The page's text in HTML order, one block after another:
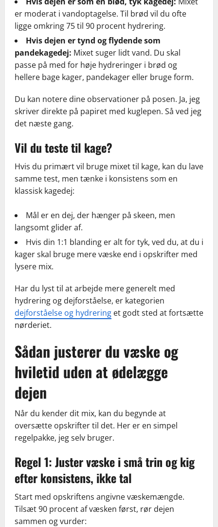
er moderat i vandoptagelse. Til brød vil du ofte
ligge omkring 75 til 90 procent hydrering.
Hvis dejen er tynd og flydende som
pandekagedej: Mixet suger lidt vand. Du skal
passe på med for høje hydreringer i brød og
hellere bage kager, pandekager eller bruge form.
Du kan notere dine observationer på posen. Ja, jeg
skriver direkte på papiret med kuglepen. Så ved jeg
det næste gang.
Vil du teste til kage?
Hvis du primært vil bruge mixet til kage, kan du lave
samme test, men tænke i konsistens som en
klassisk kagedej:
Mål er en dej, der hænger på skeen, men
langsomt glider af.
Hvis din 1:1 blanding er alt for tyk, ved du, at du i
kager skal bruge mere væske end i opskrifter med
lysere mix.
Har du lyst til at arbejde mere generelt med
hydrering og dejforståelse, er kategorien
dejforståelse og hydrering et godt sted at fortsætte
nørderiet.
Sådan justerer du væske og
hviletid uden at ødelægge
dejen
Når du kender dit mix, kan du begynde at
oversætte opskrifter til det. Her er en simpel
regelpakke, jeg selv bruger.
Regel 1: Juster væske i små trin og kig
efter konsistens, ikke tal
Start med opskriftens angivne væskemængde.
Tilsæt 90 procent af væsken først, rør dejen
sammen og vurder: